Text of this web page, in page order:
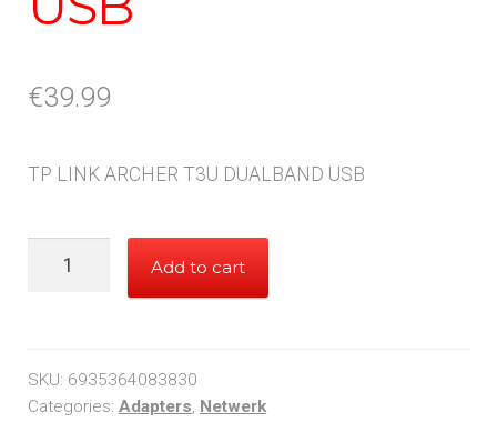
€39.99
TP LINK ARCHER T3U DUALBAND USB
DUALBAND
USB
Add to cart
SKU: 6935364083830
Categories: Adapters, Netwerk